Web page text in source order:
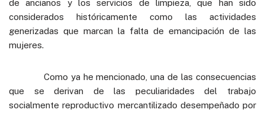
de ancianos y los servicios de limpieza, que han sido
considerados históricamente como las actividades
generizadas que marcan la falta de emancipación de las
mujeres.
Como ya he mencionado, una de las consecuencias
que se derivan de las peculiaridades del trabajo
socialmente reproductivo mercantilizado desempeñado por